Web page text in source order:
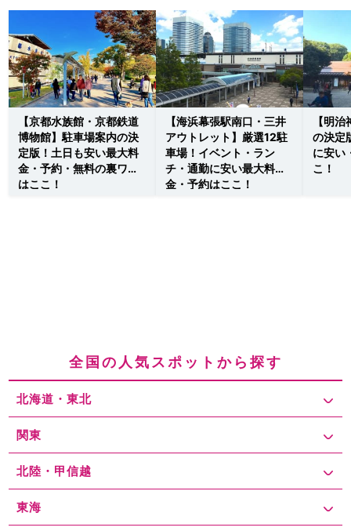
【京都水族館・京都鉄道
博物館】駐車場案内の決
定版！土日も安い最大料
金・予約・無料の裏ワザ
はここ！
【海浜幕張駅南口・三井
アウトレット】厳選12駐
車場！イベント・ラン
チ・通勤に安い最大料
金・予約はここ！
【明
の決定
に安い
こ！
全国の人気スポットから探す
北海道・東北
関東
北陸・甲信越
東海